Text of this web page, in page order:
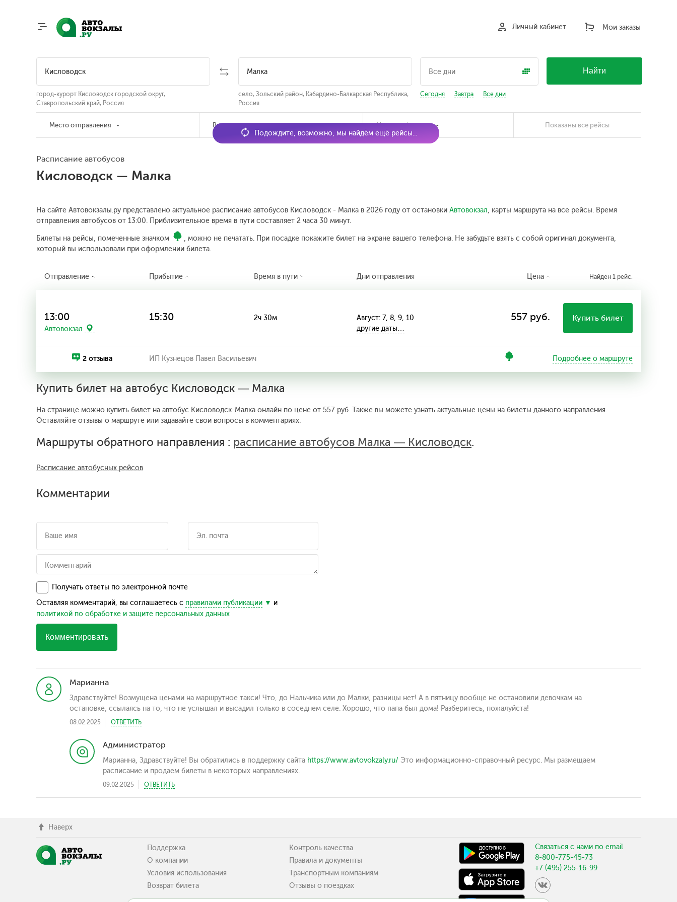
Мои заказы
Личный кабинет
город-курорт Кисловодск городской округ,
Ставропольский край, Россия
село, Зольский район, Кабардино-Балкарская Республика,
Россия
Сегодня Завтра Все дни
Найти
Место отправления Время отправления Наличие билетов Показаны все рейсы
Расписание автобусов
Кисловодск — Малка
На сайте Автовокзалы.ру представлено актуальное расписание автобусов Кисловодск - Малка в 2026 году от остановки Автовокзал, карты маршрута на все рейсы. Время
отправления автобусов от 13:00. Приблизительное время в пути составляет 2 часа 30 минут.
Билеты на рейсы, помеченные значком
, можно не печатать. При посадке покажите билет на экране вашего телефона. Не забудьте взять с собой оригинал документа,
который вы использовали при оформлении билета.
Подождите, возможно, мы найдём ещё рейсы...
Отправление Прибытие Время в пути Дни отправления Цена Найден 1 рейс.
13:00
Автовокзал
15:30 2ч 30м
Август: 7, 8, 9, 10
другие даты…
557 руб. Купить билет
2 отзыва ИП Кузнецов Павел Васильевич Подробнее о маршруте
Купить билет на автобус Кисловодск — Малка
На странице можно купить билет на автобус Кисловодск-Малка онлайн по цене от 557 руб. Также вы можете узнать актуальные цены на билеты данного направления.
Оставляйте отзывы о маршруте или задавайте свои вопросы в комментариях.
Маршруты обратного направления : расписание автобусов Малка — Кисловодск.
Расписание автобусных рейсов
Комментарии
Получать ответы по электронной почте
Оставляя комментарий, вы соглашаетесь с правилами публикации
и
политикой по обработке и защите персональных данных
Комментировать
Марианна
Здравствуйте! Возмущена ценами на маршрутное такси! Что, до Нальчика или до Малки, разницы нет! А в пятницу вообще не остановили девочкам на
остановке, ссылаясь на то, что не услышал и высадил только в соседнем селе. Хорошо, что папа был дома! Разберитесь, пожалуйста!
08.02.2025 ОТВЕТИТЬ
Администратор
Марианна, Здравствуйте! Вы обратились в поддержку сайта https://www.avtovokzaly.ru/ Это информационно-справочный ресурс. Мы размещаем
расписание и продаем билеты в некоторых направлениях.
09.02.2025 ОТВЕТИТЬ
Наверх
Поддержка
О компании
Условия использования
Возврат билета
Контроль качества
Правила и документы
Транспортным компаниям
Отзывы о поездках
Связаться с нами по email
8-800-775-45-73
+7 (495) 255-16-99